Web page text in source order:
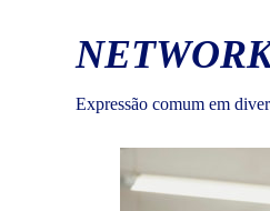
Expressão comum em